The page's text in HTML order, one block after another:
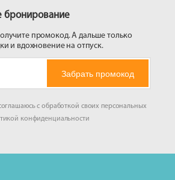
бронирование
промокод. А дальше только
и вдохновение на отпуск.
Забрать промокод
с обработкой своих персональных
конфиденциальности